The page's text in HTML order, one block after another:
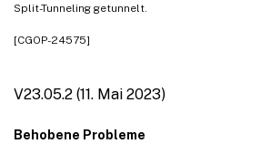
Split-Tunneling getunnelt.
[CGOP-24575]
V23.05.2 (11. Mai 2023)
Behobene Probleme